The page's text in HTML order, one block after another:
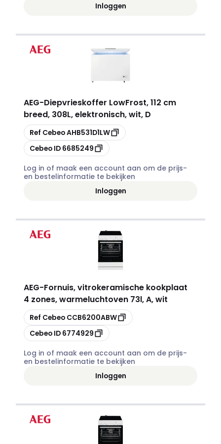
Inloggen
AEG-Diepvrieskoffer LowFrost, 112 cm
breed, 308L, elektronisch, wit, D
Kopiëren
Ref CebeoAHB531D1LW
Kopiëren
Cebeo ID 6685249
Log in of maak een account aan om de prijs-
en bestelinformatie te bekijken
Inloggen
AEG-Fornuis, vitrokeramische kookplaat
4 zones, warmeluchtoven 73l, A, wit
Kopiëren
Ref Cebeo CCB6200ABW
Kopiëren
Cebeo ID 6774929
Log in of maak een account aan om de prijs-
en bestelinformatie te bekijken
Inloggen